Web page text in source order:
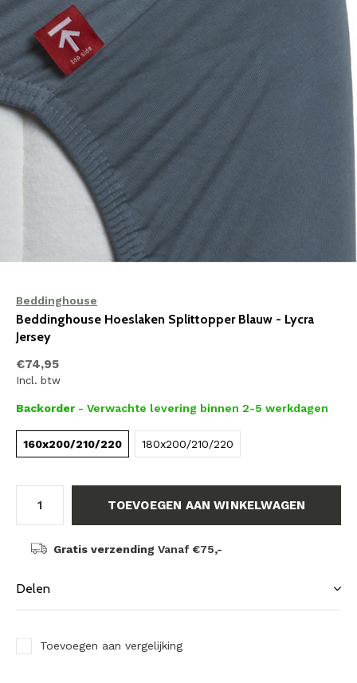
Beddinghouse
Beddinghouse Hoeslaken Splittopper Blauw - Lycra
Jersey
€74,95
Incl. btw
Backorder - Verwachte levering binnen 2-5 werkdagen
160x200/210/220 180x200/210/220
TOEVOEGEN AAN WINKELWAGEN
Gratis verzending Vanaf €75,-
Delen
Toevoegen aan vergelijking